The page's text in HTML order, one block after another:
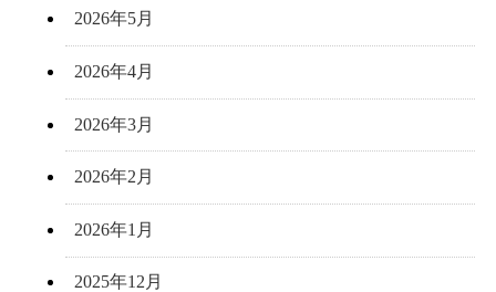
2026年5月
2026年4月
2026年3月
2026年2月
2026年1月
2025年12月